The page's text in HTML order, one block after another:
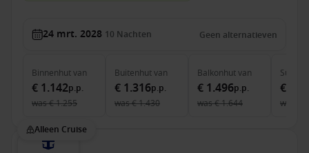
24 mrt. 2028 10 Nachten Geen alternatieven
Binnenhutvan
€ 1.142p.p.
was€ 1.255
Buitenhutvan
€ 1.316p.p.
was€ 1.430
Balkonhutvan
€ 1.496p.p.
was€ 1.644
Suite
€
was
Alleen Cruise